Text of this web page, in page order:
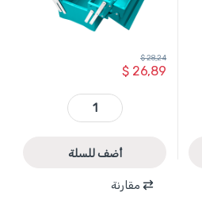
$26,89
$28,24
THT10701 - صندوق عدة معدن 3 طبقات 495*200*295 ماركة TOTAL quantity
أضف للسلة
مقارنة